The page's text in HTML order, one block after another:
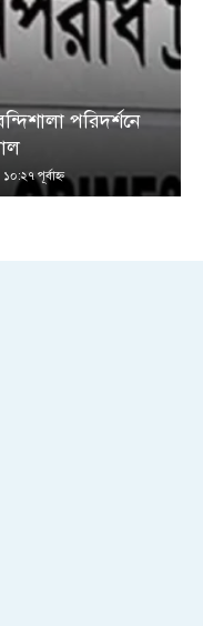
পরিদর্শনে
পূর্বাহ্ণ